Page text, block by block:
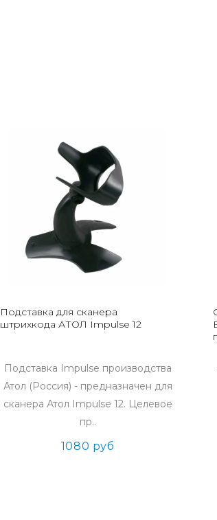
Подставка для сканера
штрихкода АТОЛ Impulse 12
Подставка Impulse производства
Атол (Россия) - предназначен для
сканера Атол Impulse 12. Целевое
пр..
1080 руб